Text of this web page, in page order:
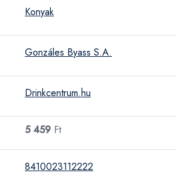
Konyak
Gonzáles Byass S.A.
Drinkcentrum.hu
5 459 Ft
8410023112222